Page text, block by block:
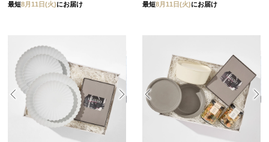
最短8月11日(火)にお届け 最短8月11日(火)にお届け